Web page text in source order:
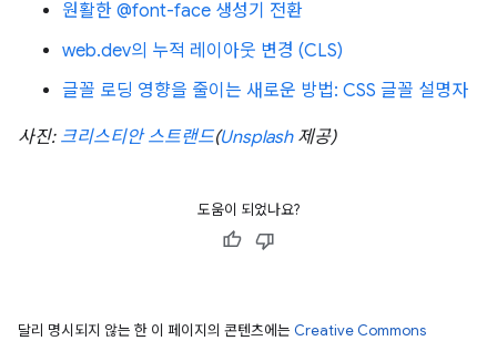
원활한 @font-face 생성기 전환
web.dev의 누적 레이아웃 변경 (CLS)
글꼴 로딩 영향을 줄이는 새로운 방법: CSS 글꼴 설명자
사진: 크리스티안 스트랜드(Unsplash제공)
도움이 되었나요?
달리 명시되지 않는 한 이 페이지의 콘텐츠에는 Creative Commons